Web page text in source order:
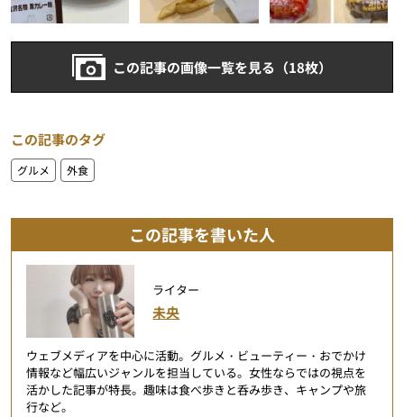
この記事の画像一覧を見る（18枚）
この記事のタグ
グルメ 外食
この記事を書いた人
ライター
未央
ウェブメディアを中心に活動。グルメ・ビューティー・おでかけ
情報など幅広いジャンルを担当している。女性ならではの視点を
活かした記事が特長。趣味は食べ歩きと呑み歩き、キャンプや旅
行など。